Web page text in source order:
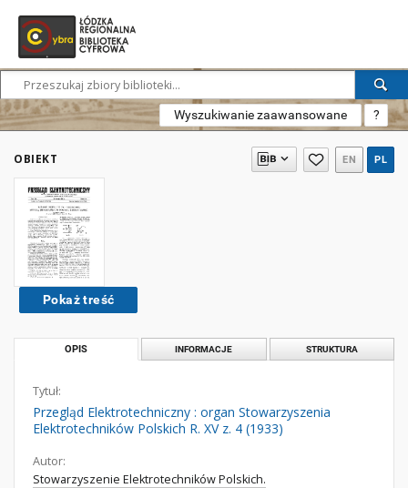
Wyszukiwanie zaawansowane ?
OBIEKT EN PL
Pokaż treść
OPIS INFORMACJE STRUKTURA
Tytuł:
Przegląd Elektrotechniczny : organ Stowarzyszenia
Elektrotechników Polskich R. XV z. 4 (1933)
Autor:
Stowarzyszenie Elektrotechników Polskich.